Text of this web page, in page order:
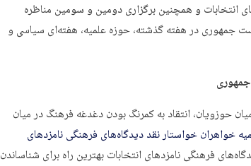
انتخابات و همچنین برگزاری دومین و سومین مناظره
جمهوری در هفته گذشته، حوزه علمیه، هفته‌ای سیاسی و
حوزویان، انتقاد به کمرنگ بودن دغدغه فرهنگ در میان
خواهران خواستار نقد دیدگاه‌های فرهنگی نامزدهای
فرهنگی نامزدهای انتخابات بهترین راه برای شناساندن